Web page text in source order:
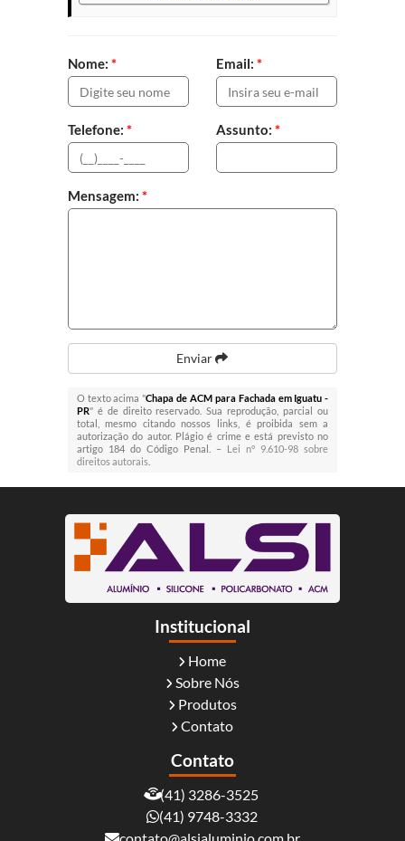
Nome: * Email: *
Telefone: * Assunto: *
Mensagem: *
Enviar
O texto acima "Chapa de ACM para Fachada em Iguatu -
PR" é de direito reservado. Sua reprodução, parcial ou
total, mesmo citando nossos links, é proibida sem a
autorização do autor. Plágio é crime e está previsto no
artigo 184 do Código Penal. – Lei n° 9.610-98 sobre
direitos autorais.
Institucional
Home
Sobre Nós
Produtos
Contato
Contato
(41) 3286-3525
(41) 9748-3332